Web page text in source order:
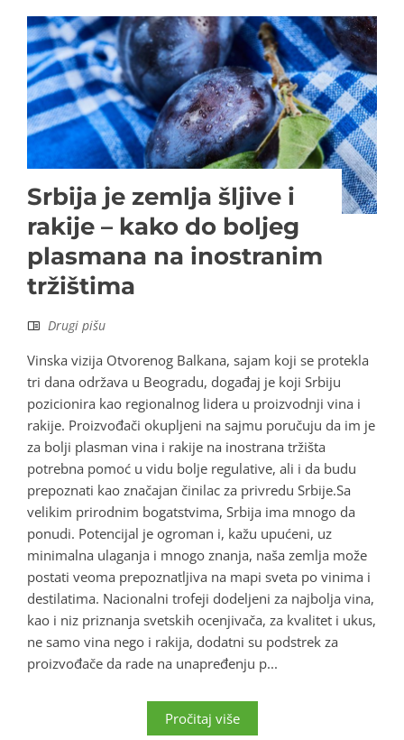
Srbija je zemlja šljive i
rakije – kako do boljeg
plasmana na inostranim
tržištima
Drugi pišu
Vinska vizija Otvorenog Balkana, sajam koji se protekla
tri dana održava u Beogradu, događaj je koji Srbiju
pozicionira kao regionalnog lidera u proizvodnji vina i
rakije. Proizvođači okupljeni na sajmu poručuju da im je
za bolji plasman vina i rakije na inostrana tržišta
potrebna pomoć u vidu bolje regulative, ali i da budu
prepoznati kao značajan činilac za privredu Srbije.Sa
velikim prirodnim bogatstvima, Srbija ima mnogo da
ponudi. Potencijal je ogroman i, kažu upućeni, uz
minimalna ulaganja i mnogo znanja, naša zemlja može
postati veoma prepoznatljiva na mapi sveta po vinima i
destilatima. Nacionalni trofeji dodeljeni za najbolja vina,
kao i niz priznanja svetskih ocenjivača, za kvalitet i ukus,
ne samo vina nego i rakija, dodatni su podstrek za
proizvođače da rade na unapređenju p...
Pročitaj više